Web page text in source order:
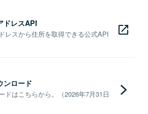
ドレスAPI
レスから住所を取得できる公式API
ンロード
ドはこちらから。（2026年7月31日